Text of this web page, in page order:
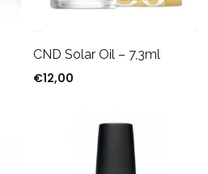
CND Solar Oil – 7,3ml
€12,00